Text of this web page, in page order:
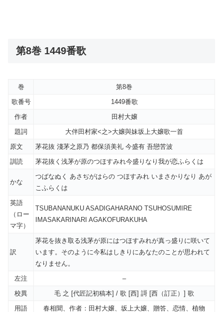
第8巻 1449番歌
巻
第8巻
歌番号
1449番歌
作者
田村大嬢
題詞
大伴田村家<之>大嬢與妹坂上大嬢歌一首
原文
茅花抜 淺茅之原乃 都保須美礼 今盛有 吾戀苦波
訓読
茅花抜く浅茅が原のつほすみれ今盛りなり我が恋ふらくは
かな
つばなぬく あさぢがはらの つほすみれ いまさかりなり あが
こふらくは
英語
（ロー
マ字）
TSUBANANUKU ASADIGAHARANO TSUHOSUMIRE
IMASAKARINARI AGAKOFURAKUHA
訳
茅花を抜き取る浅茅が原にはつほすみれが真っ盛りに咲いて
います。そのように今私はしきりにあなたのことが思われて
なりません。
左注
–
校異
毛 之 [代匠記初稿本] / 歌 [西] 謌 [西（訂正）] 歌
用語
春相聞、作者：田村大嬢、坂上大嬢、贈答、恋情、植物